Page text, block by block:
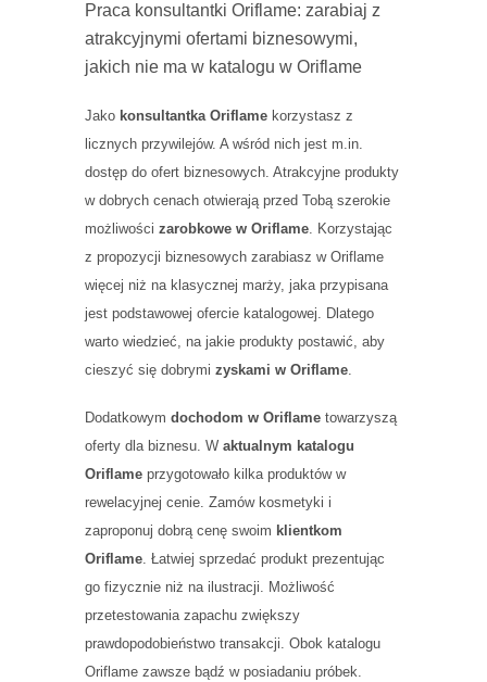
Praca konsultantki Oriflame: zarabiaj z
atrakcyjnymi ofertami biznesowymi,
jakich nie ma w katalogu w Oriflame
Jako konsultantka Oriflame korzystasz z
licznych przywilejów. A wśród nich jest m.in.
dostęp do ofert biznesowych. Atrakcyjne produkty
w dobrych cenach otwierają przed Tobą szerokie
możliwości zarobkowe w Oriflame. Korzystając
z propozycji biznesowych zarabiasz w Oriflame
więcej niż na klasycznej marży, jaka przypisana
jest podstawowej ofercie katalogowej. Dlatego
warto wiedzieć, na jakie produkty postawić, aby
cieszyć się dobrymi zyskami w Oriflame.
Dodatkowym dochodom w Oriflame towarzyszą
oferty dla biznesu. W aktualnym katalogu
Oriflame przygotowało kilka produktów w
rewelacyjnej cenie. Zamów kosmetyki i
zaproponuj dobrą cenę swoim klientkom
Oriflame. Łatwiej sprzedać produkt prezentując
go fizycznie niż na ilustracji. Możliwość
przetestowania zapachu zwiększy
prawdopodobieństwo transakcji. Obok katalogu
Oriflame zawsze bądź w posiadaniu próbek.